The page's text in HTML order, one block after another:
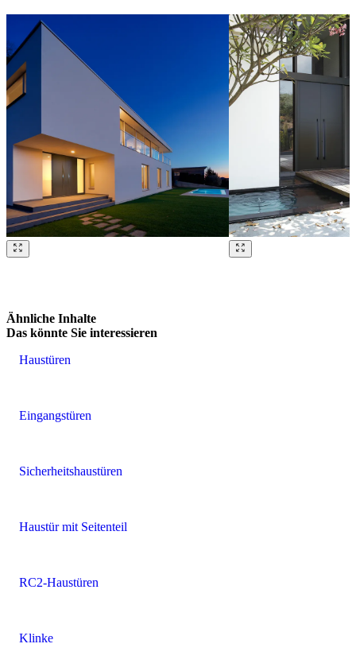
Ähnliche Inhalte
Das könnte Sie interessieren
Haustüren
Eingangstüren
Sicherheitshaustüren
Haustür mit Seitenteil
RC2-Haustüren
Klinke